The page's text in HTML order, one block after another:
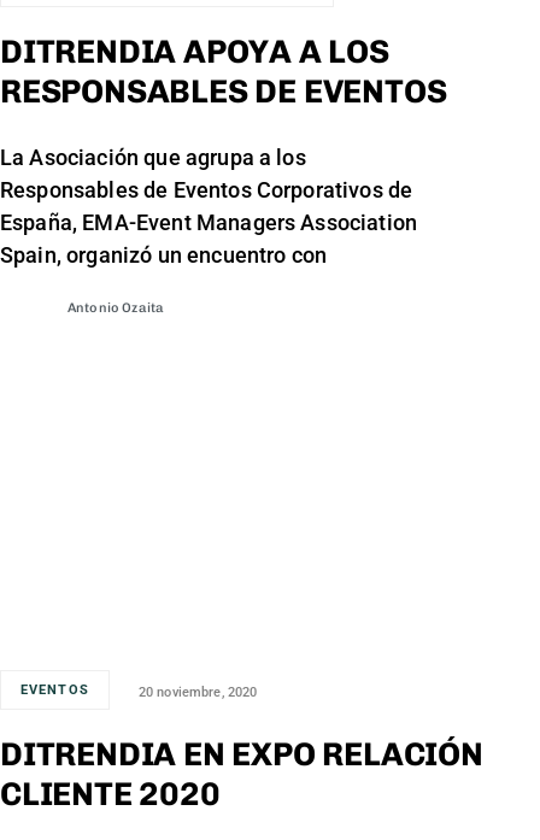
DITRENDIA APOYA A LOS
RESPONSABLES DE EVENTOS
La Asociación que agrupa a los
Responsables de Eventos Corporativos de
España, EMA-Event Managers Association
Spain, organizó un encuentro con
Antonio Ozaita
EVENTOS 20 noviembre, 2020
DITRENDIA EN EXPO RELACIÓN
CLIENTE 2020